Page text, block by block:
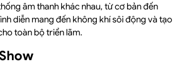
âm thanh khác nhau, từ cơ bản đến
diễn mang đến không khí sôi động và tạo
toàn bộ triển lãm.